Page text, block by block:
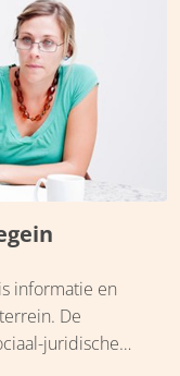
informatie en
De
juridische